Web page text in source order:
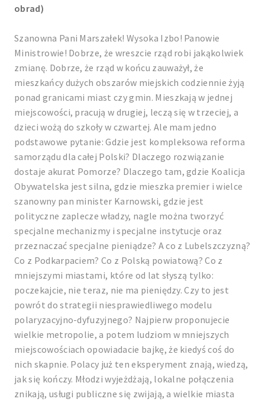
obrad)
Szanowna Pani Marszałek! Wysoka Izbo! Panowie
Ministrowie! Dobrze, że wreszcie rząd robi jakąkolwiek
zmianę. Dobrze, że rząd w końcu zauważył, że
mieszkańcy dużych obszarów miejskich codziennie żyją
ponad granicami miast czy gmin. Mieszkają w jednej
miejscowości, pracują w drugiej, leczą się w trzeciej, a
dzieci wożą do szkoły w czwartej. Ale mam jedno
podstawowe pytanie: Gdzie jest kompleksowa reforma
samorządu dla całej Polski? Dlaczego rozwiązanie
dostaje akurat Pomorze? Dlaczego tam, gdzie Koalicja
Obywatelska jest silna, gdzie mieszka premier i wielce
szanowny pan minister Karnowski, gdzie jest
polityczne zaplecze władzy, nagle można tworzyć
specjalne mechanizmy i specjalne instytucje oraz
przeznaczać specjalne pieniądze? A co z Lubelszczyzną?
Co z Podkarpaciem? Co z Polską powiatową? Co z
mniejszymi miastami, które od lat słyszą tylko:
poczekajcie, nie teraz, nie ma pieniędzy. Czy to jest
powrót do strategii niesprawiedliwego modelu
polaryzacyjno-dyfuzyjnego? Najpierw proponujecie
wielkie metropolie, a potem ludziom w mniejszych
miejscowościach opowiadacie bajkę, że kiedyś coś do
nich skapnie. Polacy już ten eksperyment znają, wiedzą,
jak się kończy. Młodzi wyjeżdżają, lokalne połączenia
znikają, usługi publiczne się zwijają, a wielkie miasta